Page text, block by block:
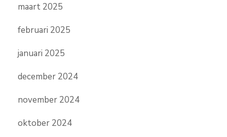
maart 2025
februari 2025
januari 2025
december 2024
november 2024
oktober 2024